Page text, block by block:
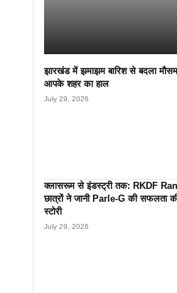
झारखंड में झमाझम बारिश से बदला
आपके शहर का हाल
July 29, 2026
क्लासरूम से इंडस्ट्री तक: RKDF
छात्रों ने जानी Parle-G की सफलता
स्टोरी
July 29, 2026